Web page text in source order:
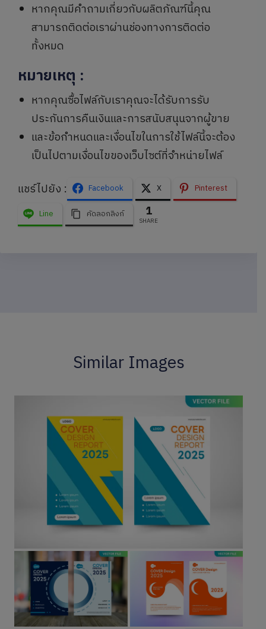
หากคุณมีคำถามเกี่ยวกับผลิตภัณฑ์นี้คุณ
สามารถติดต่อเราผ่านช่องทางการติดต่อ
ทั้งหมด
หมายเหตุ :
หากคุณซื้อไฟล์กับเราคุณจะได้รับการรับ
ประกันการคืนเงินและการสนับสนุนจากผู้ขาย
และข้อกำหนดและเงื่อนไขในการใช้ไฟล์นี้จะต้อง
เป็นไปตามเงื่อนไขของเว็บไซต์ที่จำหน่ายไฟล์
แชร์ไปยัง :
Facebook X
Pinterest
Line
คัดลอกลิงก์ 1
SHARE
Similar Images